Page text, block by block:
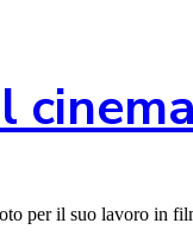
cinema
il suo lavoro in